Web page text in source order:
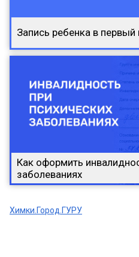
Запись ребенка в первый
Как оформить
заболеваниях
Химки.Город.ГУРУ